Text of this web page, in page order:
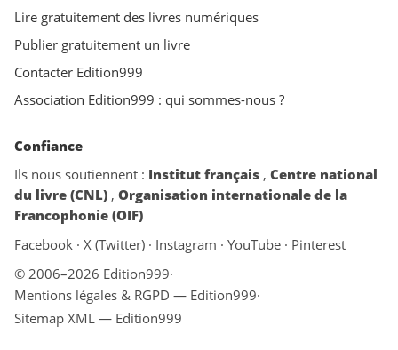
Lire gratuitement des livres numériques
Publier gratuitement un livre
Contacter Edition999
Association Edition999 : qui sommes-nous ?
Confiance
Ils nous soutiennent : Institut français , Centre national
du livre (CNL) , Organisation internationale de la
Francophonie (OIF)
Facebook · X (Twitter) · Instagram · YouTube · Pinterest
© 2006–2026 Edition999·
Mentions légales & RGPD — Edition999·
Sitemap XML — Edition999